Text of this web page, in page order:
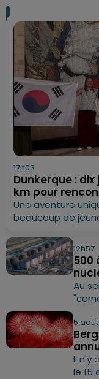
17h03
Dunkerque :
km pour
Une aventure
beaucoup de
12h57
500
Au
5
Il n'y
le 15